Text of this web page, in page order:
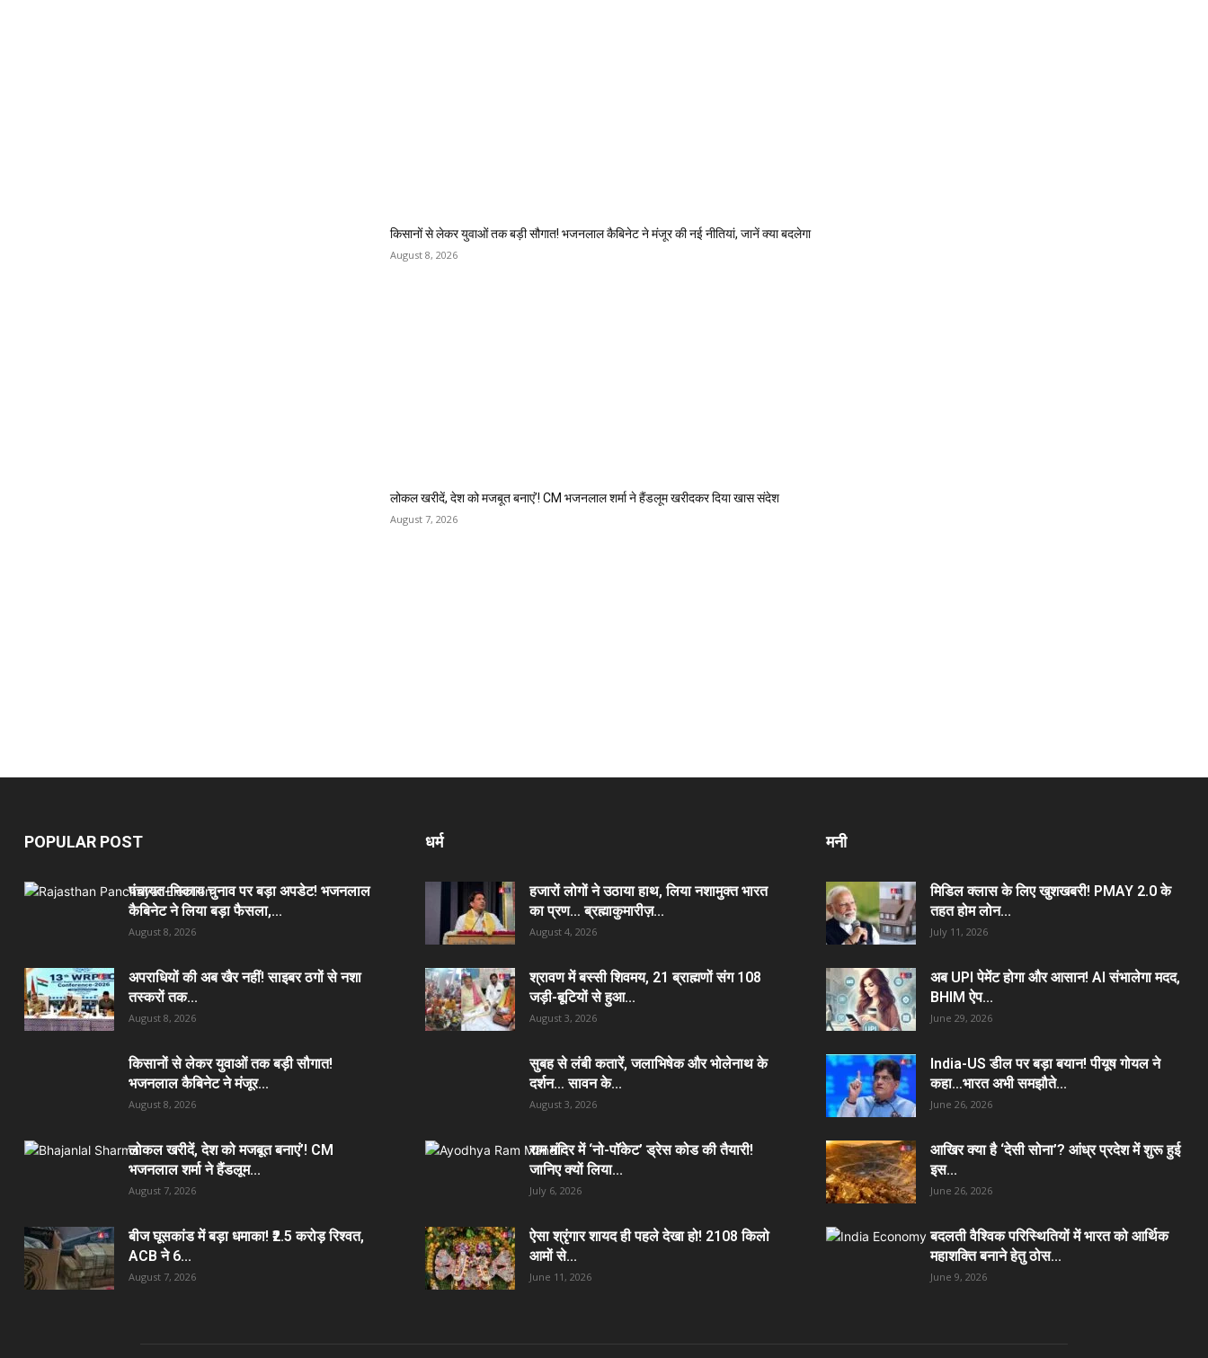
किसानों से लेकर युवाओं तक बड़ी सौगात! भजनलाल कैबिनेट ने मंजूर की नई नीतियां, जानें क्या बदलेगा
August 8, 2026
लोकल खरीदें, देश को मजबूत बनाएं’! CM भजनलाल शर्मा ने हैंडलूम खरीदकर दिया खास संदेश
August 7, 2026
POPULAR POST
पंचायत-निकाय चुनाव पर बड़ा अपडेट! भजनलाल
कैबिनेट ने लिया बड़ा फैसला,...
August 8, 2026
अपराधियों की अब खैर नहीं! साइबर ठगों से नशा
तस्करों तक...
August 8, 2026
किसानों से लेकर युवाओं तक बड़ी सौगात!
भजनलाल कैबिनेट ने मंजूर...
August 8, 2026
लोकल खरीदें, देश को मजबूत बनाएं’! CM
भजनलाल शर्मा ने हैंडलूम...
August 7, 2026
बीज घूसकांड में बड़ा धमाका! ₹2.5 करोड़ रिश्वत,
ACB ने 6...
August 7, 2026
धर्म
हजारों लोगों ने उठाया हाथ, लिया नशामुक्त भारत
का प्रण… ब्रह्माकुमारीज़...
August 4, 2026
श्रावण में बस्सी शिवमय, 21 ब्राह्मणों संग 108
जड़ी-बूटियों से हुआ...
August 3, 2026
सुबह से लंबी कतारें, जलाभिषेक और भोलेनाथ के
दर्शन… सावन के...
August 3, 2026
राम मंदिर में ‘नो-पॉकेट’ ड्रेस कोड की तैयारी!
जानिए क्यों लिया...
July 6, 2026
ऐसा श्रृंगार शायद ही पहले देखा हो! 2108 किलो
आमों से...
June 11, 2026
मनी
मिडिल क्लास के लिए खुशखबरी! PMAY 2.0 के
तहत होम लोन...
July 11, 2026
अब UPI पेमेंट होगा और आसान! AI संभालेगा मदद,
BHIM ऐप...
June 29, 2026
India-US डील पर बड़ा बयान! पीयूष गोयल ने
कहा…भारत अभी समझौते...
June 26, 2026
आखिर क्या है ‘देसी सोना’? आंध्र प्रदेश में शुरू हुई
इस...
June 26, 2026
बदलती वैश्विक परिस्थितियों में भारत को आर्थिक
महाशक्ति बनाने हेतु ठोस...
June 9, 2026